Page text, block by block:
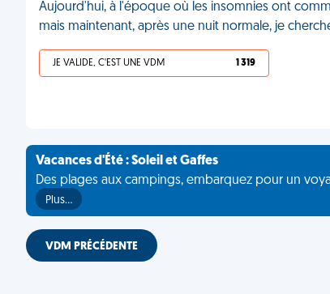
Aujourd'hui, à l'époque où les insomnies ont
mais maintenant, après une nuit normale, je
JE VALIDE, C'EST UNE VDM 1 319
Vacances d'Été : Soleil et Gaffes
Des plages aux campings, embarquez pour un
Plus…
VDM PRÉCÉDENTE